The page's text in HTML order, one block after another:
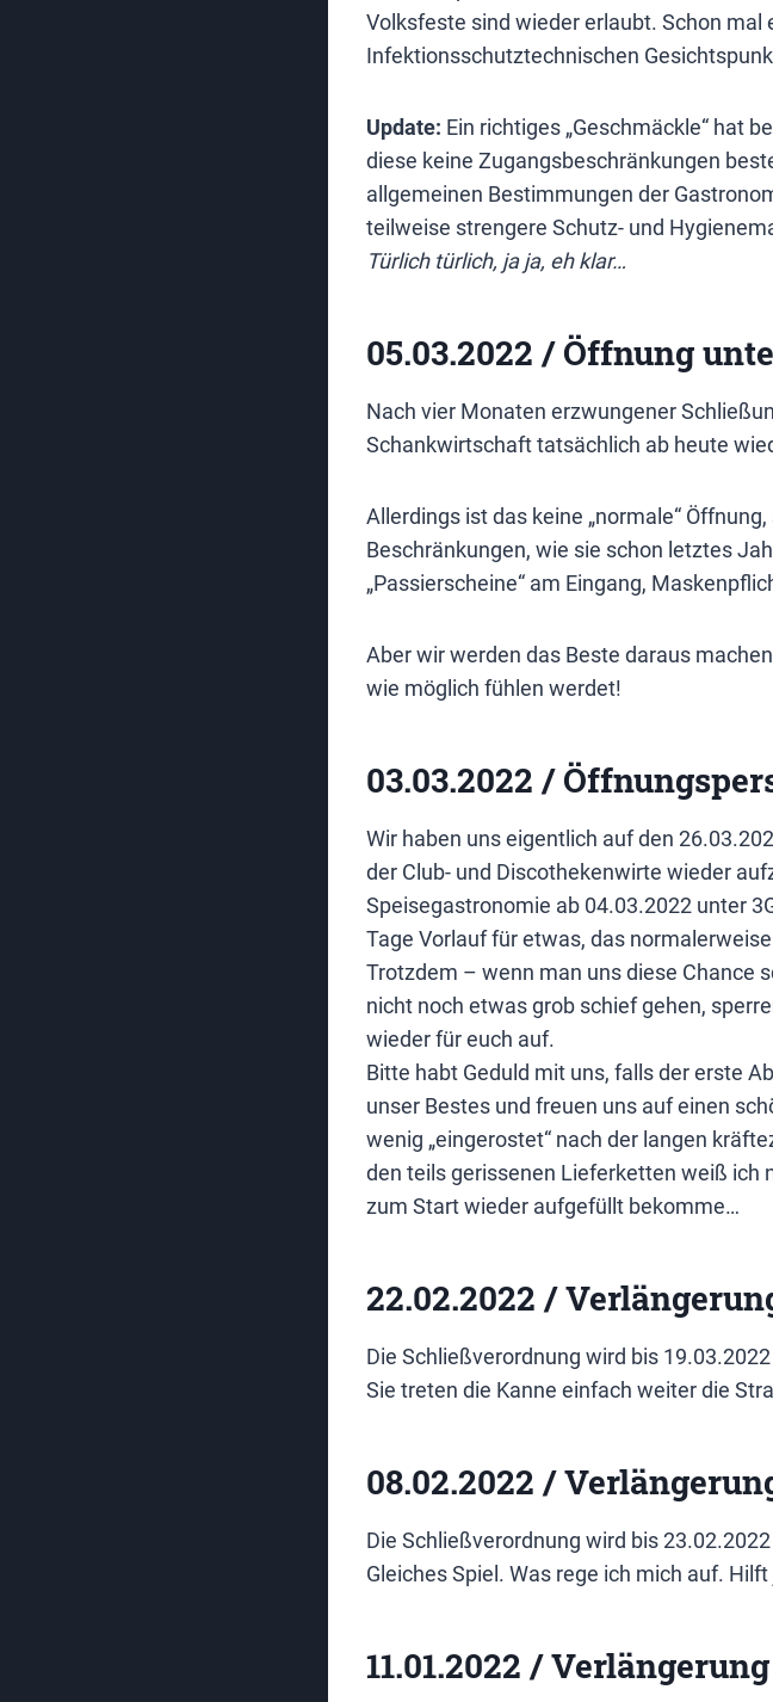
Volksfeste sind wieder erlaubt. Schon
Infektionsschutztechnischen
Update: Ein richtiges „Geschmäckle“ hat
diese keine Zugangsbeschränkungen
allgemeinen Bestimmungen der
teilweise strengere Schutz- und
Türlich türlich, ja ja, eh klar…
05.03.2022 / Öffnung
Nach vier Monaten erzwungener
Schankwirtschaft tatsächlich ab heute
Allerdings ist das keine „normale“
Beschränkungen, wie sie schon letztes
„Passierscheine“ am Eingang,
Aber wir werden das Beste daraus
wie möglich fühlen werdet!
03.03.2022 /
Wir haben uns eigentlich auf den
der Club- und Discothekenwirte wieder
Speisegastronomie ab 04.03.2022 unter
Tage Vorlauf für etwas, das
Trotzdem – wenn man uns diese Chance
nicht noch etwas grob schief gehen,
wieder für euch auf.
Bitte habt Geduld mit uns, falls der erste
unser Bestes und freuen uns auf einen
wenig „eingerostet“ nach der langen
den teils gerissenen Lieferketten weiß ich
zum Start wieder aufgefüllt bekomme…
22.02.2022 /
Die Schließverordnung wird bis
Sie treten die Kanne einfach weiter die
08.02.2022 /
Die Schließverordnung wird bis
Gleiches Spiel. Was rege ich mich auf.
11.01.2022 /